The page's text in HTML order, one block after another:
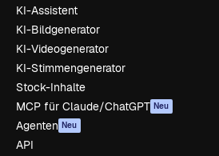
KI-Assistent
KI-Bildgenerator
KI-Videogenerator
KI-Stimmengenerator
Stock-Inhalte
MCP für Claude/ChatGPT Neu
Agenten Neu
API